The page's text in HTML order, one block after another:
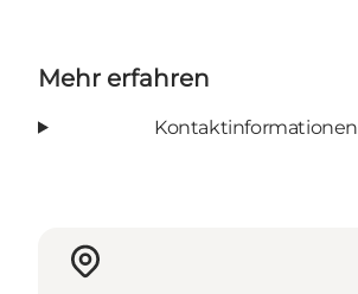
Mehr erfahren
Kontaktinformationen